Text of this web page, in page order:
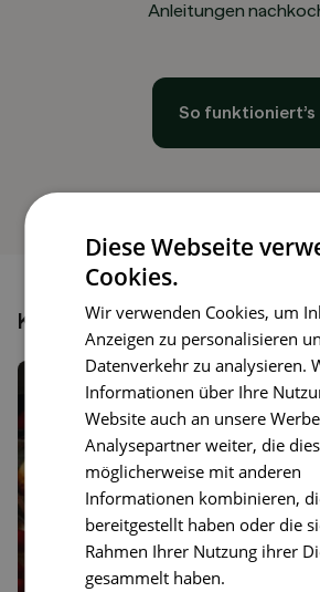
Anleitungen
So funktioniert’s
Könnte dir auch gefallen
Diese Webseite
Cookies.
Wir verwenden Cookies, um
Anzeigen zu personalisieren
Datenverkehr zu analysieren.
Informationen über Ihre
Website auch an unsere
Analysepartner weiter, die
möglicherweise mit anderen
Informationen kombinieren,
bereitgestellt haben oder die
Rahmen Ihrer Nutzung ihrer
gesammelt haben.